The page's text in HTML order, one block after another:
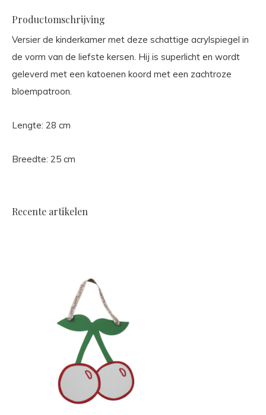
Productomschrijving
Versier de kinderkamer met deze schattige acrylspiegel in
de vorm van de liefste kersen. Hij is superlicht en wordt
geleverd met een katoenen koord met een zachtroze
bloempatroon.
Lengte: 28 cm
Breedte: 25 cm
Recente artikelen